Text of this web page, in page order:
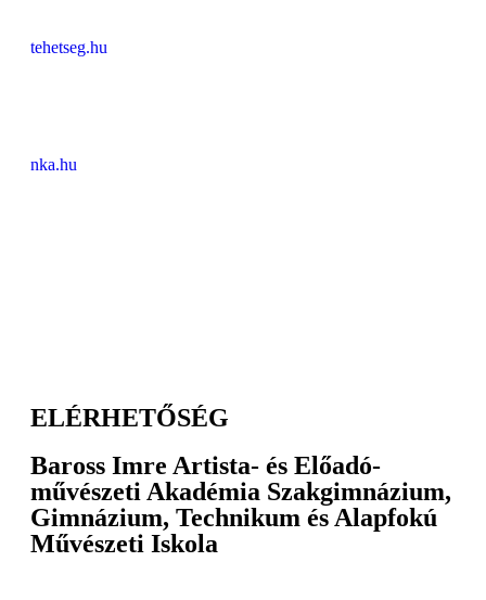
tehetseg.hu
nka.hu
ELÉRHETŐSÉG
Baross Imre Artista- és Előadó-
művészeti Akadémia Szakgimnázium,
Gimnázium, Technikum és Alapfokú
Művészeti Iskola